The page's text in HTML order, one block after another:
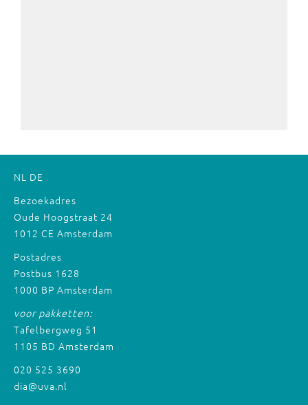
NL DE
Bezoekadres
Oude Hoogstraat 24
1012 CE Amsterdam
Postadres
Postbus 1628
1000 BP Amsterdam
voor pakketten:
Tafelbergweg 51
1105 BD Amsterdam
020 525 3690
dia@uva.nl